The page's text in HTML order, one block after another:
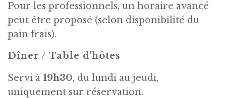
Pour les professionnels, un horaire avancé
peut être proposé (selon disponibilité du
pain frais).
Dîner / Table d’hôtes
Servi à 19h30, du lundi au jeudi,
uniquement sur réservation.